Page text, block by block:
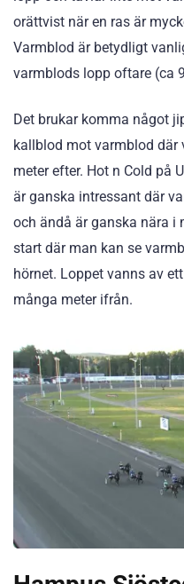
orättvist när en ras är
Varmblod är betydligt
varmblods lopp oftare (ca
Det brukar komma något
kallblod mot varmblod där
meter efter. Hot n Cold på
är ganska intressant där
och ändå är ganska nära i
start där man kan se
hörnet. Loppet vanns av
många meter ifrån.